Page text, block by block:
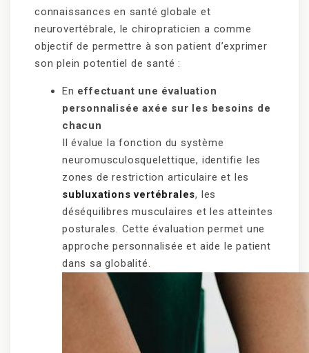
connaissances en santé globale et
neurovertébrale, le chiropraticien a comme
objectif de permettre à son patient d’exprimer
son plein potentiel de santé :
En effectuant une évaluation
personnalisée axée sur les besoins de
chacun
Il évalue la fonction du système
neuromusculosquelettique, identifie les
zones de restriction articulaire et les
subluxations vertébrales, les
déséquilibres musculaires et les atteintes
posturales. Cette évaluation permet une
approche personnalisée et aide le patient
dans sa globalité.